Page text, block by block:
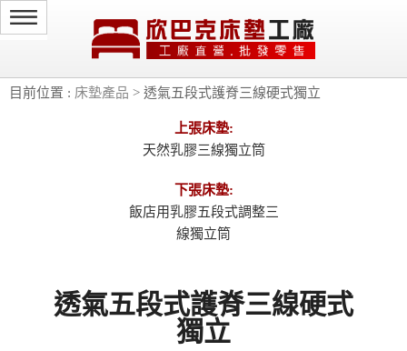
目前位置 : 床墊產品 > 透氣五段式護脊三線硬式獨立
上張床墊:
天然乳膠三線獨立筒
下張床墊:
飯店用乳膠五段式調整三
線獨立筒
透氣五段式護脊三線硬式
獨立